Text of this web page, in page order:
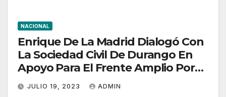
NACIONAL
Enrique De La Madrid Dialogó Con
La Sociedad Civil De Durango En
Apoyo Para El Frente Amplio Por
México
JULIO 19, 2023 ADMIN